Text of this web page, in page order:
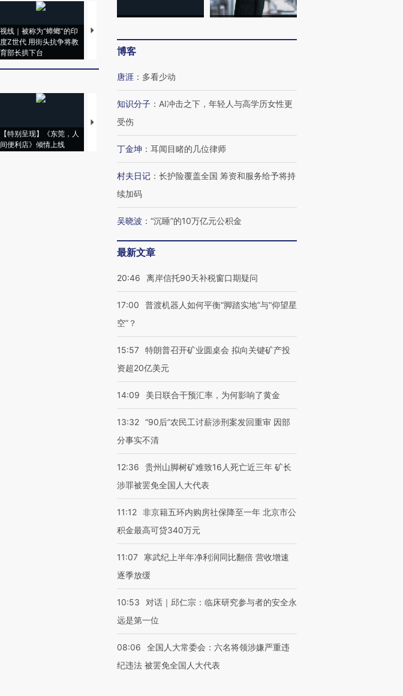
视线｜被称为“蟑螂”的印
度Z世代 用街头抗争将教
育部长拱下台
视线｜“入侵”还是“人道危
机”？难民潮撕裂西班牙
飞地休达
128毫米 紧急转移近
雨 3小时累计雨量超80毫
【特别呈现】《东莞，人
间便利店》倾情上线
【推广】走进第四届链博
会，让数智科技“链”接产
【特别呈现】寻找100种
有意思的生活方式·第三对
CFO：不靠规模取胜，华
博客
唐涯 ： 多看少动
知识分子 ： AI冲击之下，年轻人与高学历女性更
受伤
丁金坤 ： 耳闻目睹的几位律师
村夫日记 ： 长护险覆盖全国 筹资和服务给予将持
续加码
吴晓波 ： “沉睡”的10万亿元公积金
最新文章
20:46 离岸信托90天补税窗口期疑问
17:00
普渡机器人如何平衡“脚踏实地”与“仰望星
空”？
15:57 特朗普召开矿业圆桌会 拟向关键矿产投
资超20亿美元
14:09 美日联合干预汇率，为何影响了黄金
13:32 “90后”农民工讨薪涉刑案发回重审 因部
分事实不清
12:36
贵州山脚树矿难致16人死亡近三年 矿长
涉罪被罢免全国人大代表
11:12 非京籍五环内购房社保降至一年 北京市公
积金最高可贷340万元
11:07
寒武纪上半年净利润同比翻倍 营收增速
逐季放缓
10:53
对话｜邱仁宗：临床研究参与者的安全永
远是第一位
08:06
全国人大常委会：六名将领涉嫌严重违
纪违法 被罢免全国人大代表